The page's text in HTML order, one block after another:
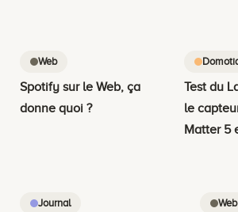
Web
Spotify sur le Web, ça
donne quoi ?
Test du
le
Matter 5
Journal Web